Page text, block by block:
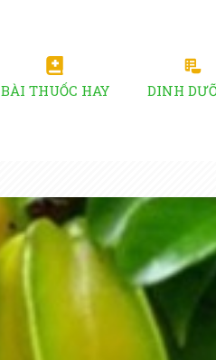
BÀI THUỐC HAY DINH